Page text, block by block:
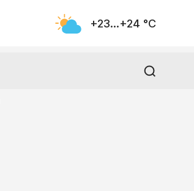
+23...+24 °С